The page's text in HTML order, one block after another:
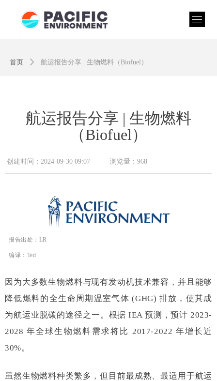
航运报告分享 | 生物燃料
（Biofuel）
报告出处：LR
编译：Ted
因为大多数生物燃料与现有发动机技术兼容，并且能够
降低燃料的全生命周期温室气体 (GHG) 排放，使其成
为航运业脱碳的途径之一。根据 IEA 预测，预计 2023-
2028 年全球生物燃料需求将比 2017-2022 年增长近
30%。
虽然生物燃料种类繁多，但目前最成熟、最适用于航运
创建时间： 2024-09-30 09:07 浏览量： 968
首页 ꄲ 航运报告分享 | 生物燃料（Biofuel）